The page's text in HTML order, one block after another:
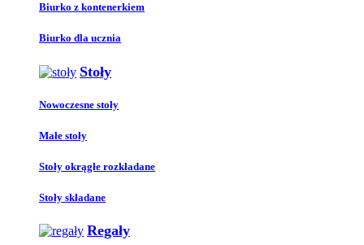
Biurko z kontenerkiem
Biurko dla ucznia
Stoły
Nowoczesne stoły
Małe stoły
Stoły okrągłe rozkładane
Stoły składane
Regały